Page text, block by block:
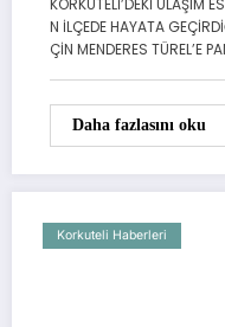
N İLÇEDE HAYATA
ÇİN MENDERES TÜREL’E
Daha fazlasını oku
Korkuteli Haberleri